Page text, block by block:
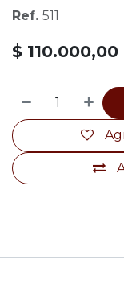
Ref. 511
$ 110.000,00